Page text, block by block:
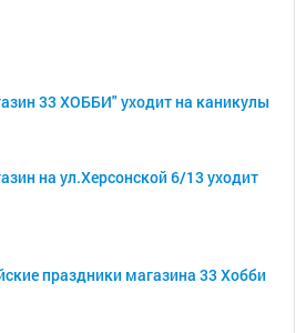
33 ХОББИ" уходит на каникулы
на ул.Херсонской 6/13 уходит
праздники магазина 33 Хобби